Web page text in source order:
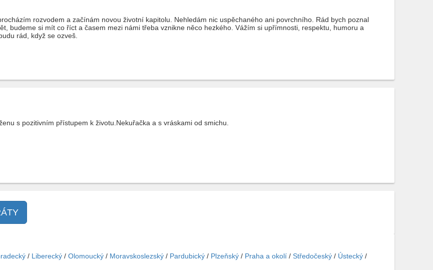
rozvodem a začínám novou životní kapitolu. Nehledám nic uspěchaného ani povrchního. Rád bych poznal
budeme si mít co říct a časem mezi námi třeba vznikne něco hezkého. Vážím si upřímnosti, respektu, humoru a
rád, když se ozveš.
s pozitivním přístupem k životu.Nekuřačka a s vráskami od smichu.
/ Liberecký / Olomoucký / Moravskoslezský / Pardubický / Plzeňský / Praha a okolí / Středočeský / Ústecký /